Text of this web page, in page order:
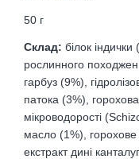
50 г
Склад: білок
рослинного
гарбуз (9%),
патока (3%),
мікроводорості
масло (1%),
екстракт дині